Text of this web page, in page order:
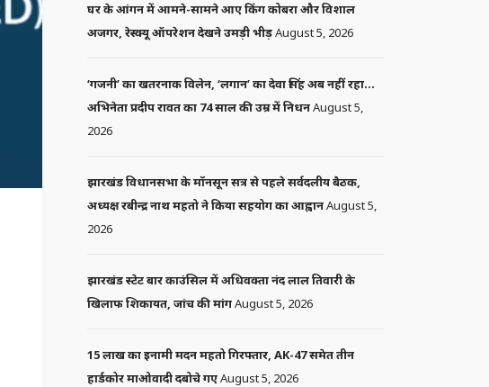
घर के आंगन में आमने-सामने आए किंग कोबरा और विशाल
अजगर, रेस्क्यू ऑपरेशन देखने उमड़ी भीड़August 5, 2026
‘गजनी’ का खतरनाक विलेन, ‘लगान’ का देवा सिंह अब नहीं रहा…
अभिनेता प्रदीप रावत का 74 साल की उम्र में निधनAugust 5,
2026
झारखंड विधानसभा के मॉनसून सत्र से पहले सर्वदलीय बैठक,
अध्यक्ष रबीन्द्र नाथ महतो ने किया सहयोग का आह्वानAugust 5,
2026
झारखंड स्टेट बार काउंसिल में अधिवक्ता नंद लाल तिवारी के
खिलाफ शिकायत, जांच की मांगAugust 5, 2026
15 लाख का इनामी मदन महतो गिरफ्तार, AK-47 समेत तीन
हार्डकोर माओवादी दबोचे गएAugust 5, 2026